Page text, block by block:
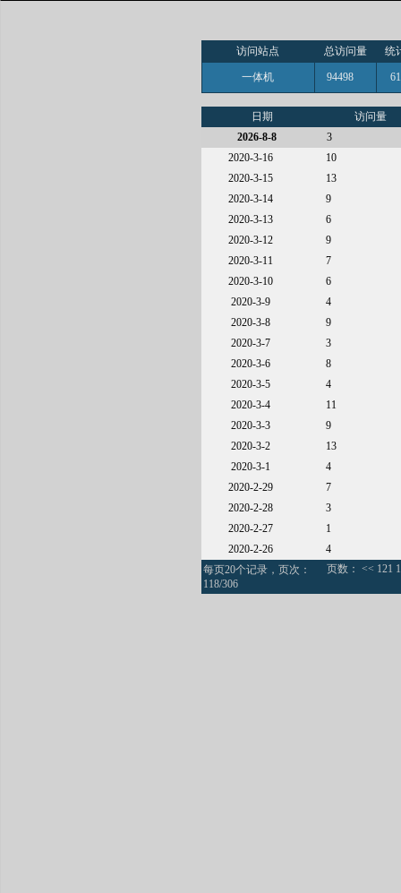
访问站点 总访问量 统
一体机 94498
日期
访问量
2026-8-8
3
2020-3-16
10
2020-3-15
13
2020-3-14
9
2020-3-13
6
2020-3-12
9
2020-3-11
7
2020-3-10
6
2020-3-9
4
2020-3-8
9
2020-3-7
3
2020-3-6
8
2020-3-5
4
2020-3-4
11
2020-3-3
9
2020-3-2
13
2020-3-1
4
2020-2-29
7
2020-2-28
3
2020-2-27
1
2020-2-26
4
每页20个记录，页次：
118/306
页数： << 121